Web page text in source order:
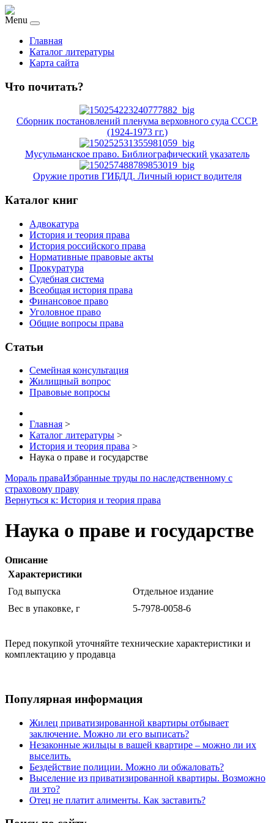
Menu
Главная
Каталог литературы
Карта сайта
Что почитать?
Сборник постановлений пленума верховного суда СССР.
(1924-1973 гг.)
Мусульманское право. Библиографический указатель
Оружие против ГИБДД. Личный юрист водителя
Каталог книг
Адвокатура
История и теория права
История российского права
Нормативные правовые акты
Прокуратура
Судебная система
Всеобщая история права
Финансовое право
Уголовное право
Общие вопросы права
Статьи
Семейная консультация
Жилищный вопрос
Правовые вопросы
Главная >
Каталог литературы >
История и теория права >
Наука о праве и государстве
Мораль праваИзбранные труды по наследственному с
страховому праву
Вернуться к: История и теория права
Наука о праве и государстве
Описание
Характеристики
Год выпуска
Отдельное издание
Вес в упаковке, г
5-7978-0058-6
Перед покупкой уточняйте технические характеристики и
комплектацию у продавца
Популярная информация
Жилец приватизированной квартиры отбывает
заключение. Можно ли его выписать?
Незаконные жильцы в вашей квартире – можно ли их
выселить.
Бездействие полиции. Можно ли обжаловать?
Выселение из приватизированной квартиры. Возможно
ли это?
Отец не платит алименты. Как заставить?